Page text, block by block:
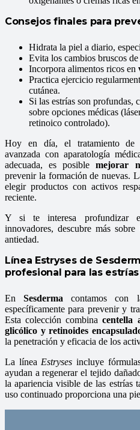
Consejos finales para
Hidrata la piel a diario,
Evita los cambios bruscos de
Incorpora alimentos ricos en
Practica ejercicio
cutánea.
Si las estrías son profundas,
sobre opciones médicas
retinoico controlado).
Hoy en día, el tratamiento de
avanzada con aparatología
adecuada, es posiblemejorar
prevenir la formación de nuevas.
elegir productos con activos
reciente.
Y si te interesa profundizar
innovadores, descubre más
antiedad.
Línea Estryses de
profesional para las estrías
EnSesderma contamos con
específicamente para prevenir y
Esta colección combinacentella
glicólico y retinoides
la penetración y eficacia de los
La línea Estryses incluye
ayudan a regenerar el tejido
la apariencia visible de las estrías
uso continuado proporciona una